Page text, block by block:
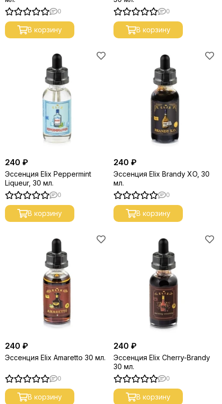
0
В корзину
0
В корзину
240 ₽
Эссенция Elix Peppermint
Liqueur, 30 мл.
0
В корзину
240 ₽
Эссенция Elix Brandy XO, 30
мл.
0
В корзину
240 ₽
Эссенция Elix Amaretto 30 мл.
0
В корзину
240 ₽
Эссенция Elix Cherry-Brandy
30 мл.
0
В корзину